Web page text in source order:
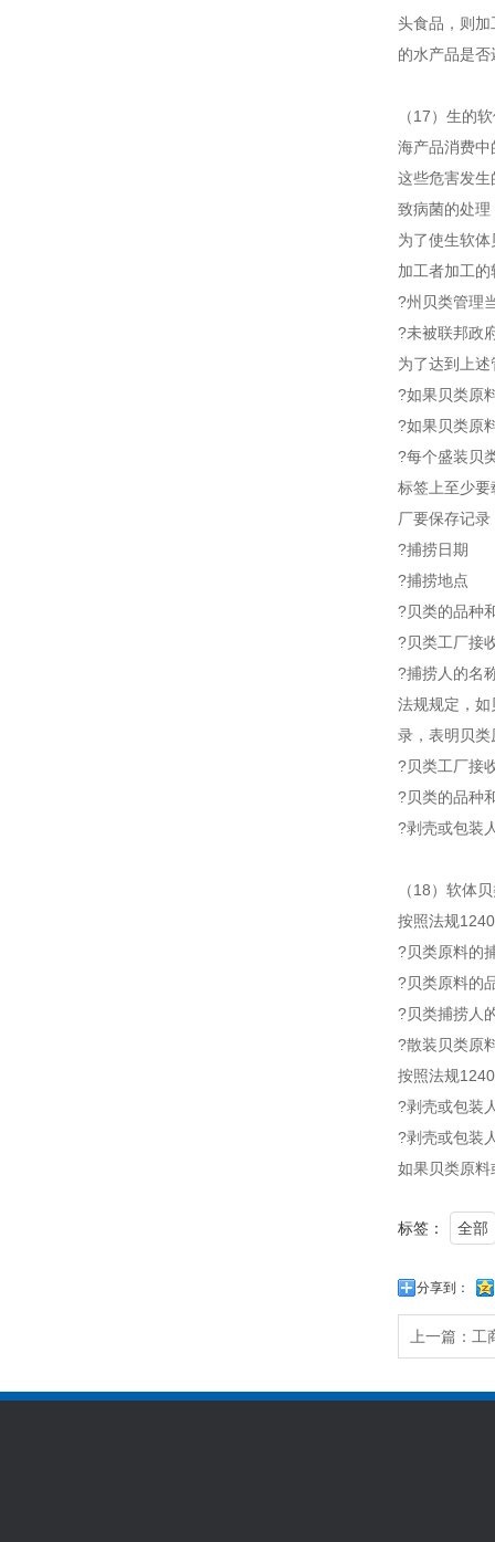
头食品，则
的水产品是
（17）生的
海产品消费
这些危害发
致病菌的处
为了使生软
加工者加工
?州贝类管理
?未被联邦政
为了达到上
?如果贝类原
?如果贝类原
?每个盛装贝
标签上至少
厂要保存记
?捕捞日期
?捕捞地点
?贝类的品种
?贝类工厂接
?捕捞人的名
法规规定，
录，表明贝
?贝类工厂接
?贝类的品种
?剥壳或包装
（18）软体
按照法规
?贝类原料的
?贝类原料的
?贝类捕捞人
?散装贝类原
按照法规
?剥壳或包装
?剥壳或包装
如果贝类原
标签： 全部
分享到：
上一篇： 工